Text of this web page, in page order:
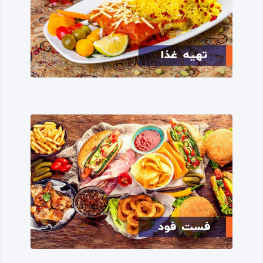
و مسکن گروه‌های کوچک انسانی بوده است؛ گروه‌هایی ساکن یا
مهاجر که در این ناحیه در کار شکار یا گردآوری غذا بوده‌اند.
جاذبه‌های گردشگری شهرستان روانسر
رودخانه‌ها کرده‌ است؛ از مهم‌ترین و پرآب‌ترین چشمه‌های
روانسر می‌توان به چشمه سراب «گنه‌ خانی» اشاره کرد که از
سرچشمه‌های اصلی آب این شهرستان است.
شهرستان روانسر در زمینه گردشگری و فراوانی مکان‌ها و
جاذبه‌های تاریخی، مذهبی، طبیعی و تفریحی، از شهرستان‌های
پربازدید استان کرمانشاه است، به ویژه در بخش‌های تاریخی و
طبیعی، از زیباترین و غنی‌ترین شهرستان‌های استان به حساب